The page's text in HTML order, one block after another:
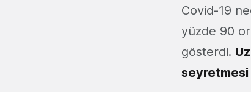
Covid-19
yüzde 90
gösterdi.